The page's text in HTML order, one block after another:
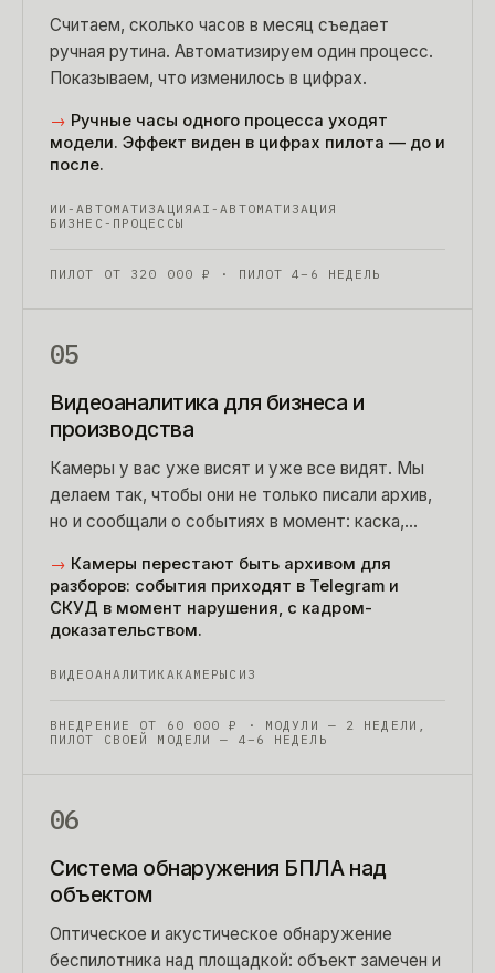
Считаем, сколько часов в месяц съедает
ручная рутина. Автоматизируем один процесс.
Показываем, что изменилось в цифрах.
→ Ручные часы одного процесса уходят
модели. Эффект виден в цифрах пилота — до и
после.
ИИ-АВТОМАТИЗАЦИЯAI-АВТОМАТИЗАЦИЯ
БИЗНЕС-ПРОЦЕССЫ
ПИЛОТ ОТ 320 000 ₽ · ПИЛОТ 4–6 НЕДЕЛЬ
05
Видеоаналитика для бизнеса и
производства
Камеры у вас уже висят и уже все видят. Мы
делаем так, чтобы они не только писали архив,
но и сообщали о событиях в момент: каска,
→ Камеры перестают быть архивом для
разборов: события приходят в Telegram и
СКУД в момент нарушения, с кадром-
доказательством.
ВИДЕОАНАЛИТИКАКАМЕРЫ СИЗ
ВНЕДРЕНИЕ ОТ 60 000 ₽
· МОДУЛИ — 2 НЕДЕЛИ,
ПИЛОТ СВОЕЙ МОДЕЛИ — 4–6 НЕДЕЛЬ
06
Система обнаружения БПЛА над
объектом
Оптическое и акустическое обнаружение
беспилотника над площадкой: объект замечен и